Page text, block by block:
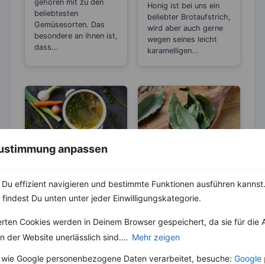
anpassen
effizient navigieren und bestimmte Funktionen ausführen
Du unten unter jeder Einwilligungskategorie.
Cookies werden in Deinem Browser gespeichert, da sie für die
der Website unerlässlich sind.... Mehr zeigen
Google personenbezogene Daten verarbeitet, besuche: Google
gehören mit zu den
beliebtesten
Gemüsesorten. Das
besondere an ihnen ist,
dass...
Honig ist bei uns ein
beliebter Brotaufstrich,
wird aber auch gerne
wegen seines leicht
karamelligen...
Kennst du die
Unterschiede
Fond und
Bouillon?
Brühe reicht bis in die
Antike zurück, wo sie
Kulturen...
Wie Du aus
Lorbeerblättern
Aroma gewinnst
gehören zur Familie
der Lorbeergewächse
Lorbeerbaum geerntet.